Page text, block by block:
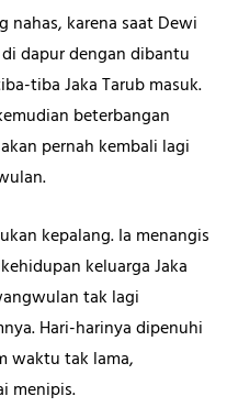
nahas, karena saat Dewi
dapur dengan dibantu
tiba Jaka Tarub masuk.
beterbangan
pernah kembali lagi
kepalang. Ia menangis
keluarga Jaka
tak lagi
Hari-harinya dipenuhi
waktu tak lama,
menipis.